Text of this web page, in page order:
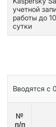
учетной
работы до
сутки
Вводятся с
№
п/п